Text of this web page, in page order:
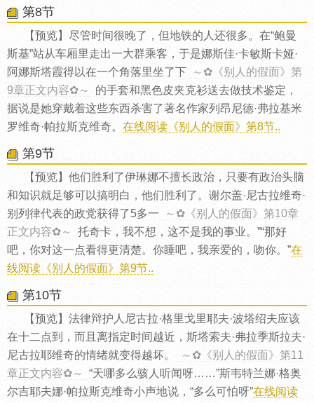
第8节
【预览】尽管时间很晚了，但地铁的人还很多。在“鲍曼
斯基”站从车厢里走出一大群乘客，于是娜斯佳·卡敏斯卡娅·
阿娜斯塔霞得以在一个角落里坐了下
～✿《别人的假面》第
9章正文内容✿～
的手套和黑色皮夹克衫送去做技术鉴定，
据说是她穿戴着这些东西杀害了著名作家列昂尼德·弗拉基米
罗维奇·帕拉斯克维奇。 在线阅读《别人的假面》第8节..
第9节
【预览】他们胜利了伊琳娜不擅长政治，只要有政治头脑
和知识就足够可以搞明白，他们胜利了。谢尔盖·尼古拉维奇·
别列律代表的政党获得了5多一
～✿《别人的假面》第10章
正文内容✿～
托奇卡，我不想，这不是我的事业。”“那好
吧，你对这一点看得更清楚。你睡吧，我亲爱的，吻你。”在
线阅读《别人的假面》第9节..
第10节
【预览】法律辩护人尼古拉·格里戈里耶夫·波塔绍夫应该
在十二点到，而且离指定时间越近，斯塔索夫·弗拉季斯拉夫·
尼古拉耶维奇的情绪就变得越坏。
～✿《别人的假面》第11
章正文内容✿～
“天哪多么骇人听闻呀……”斯韦特兰娜·格奥
尔吉耶夫娜·帕拉斯克维奇小声地说，“多么可怕呀”在线阅读